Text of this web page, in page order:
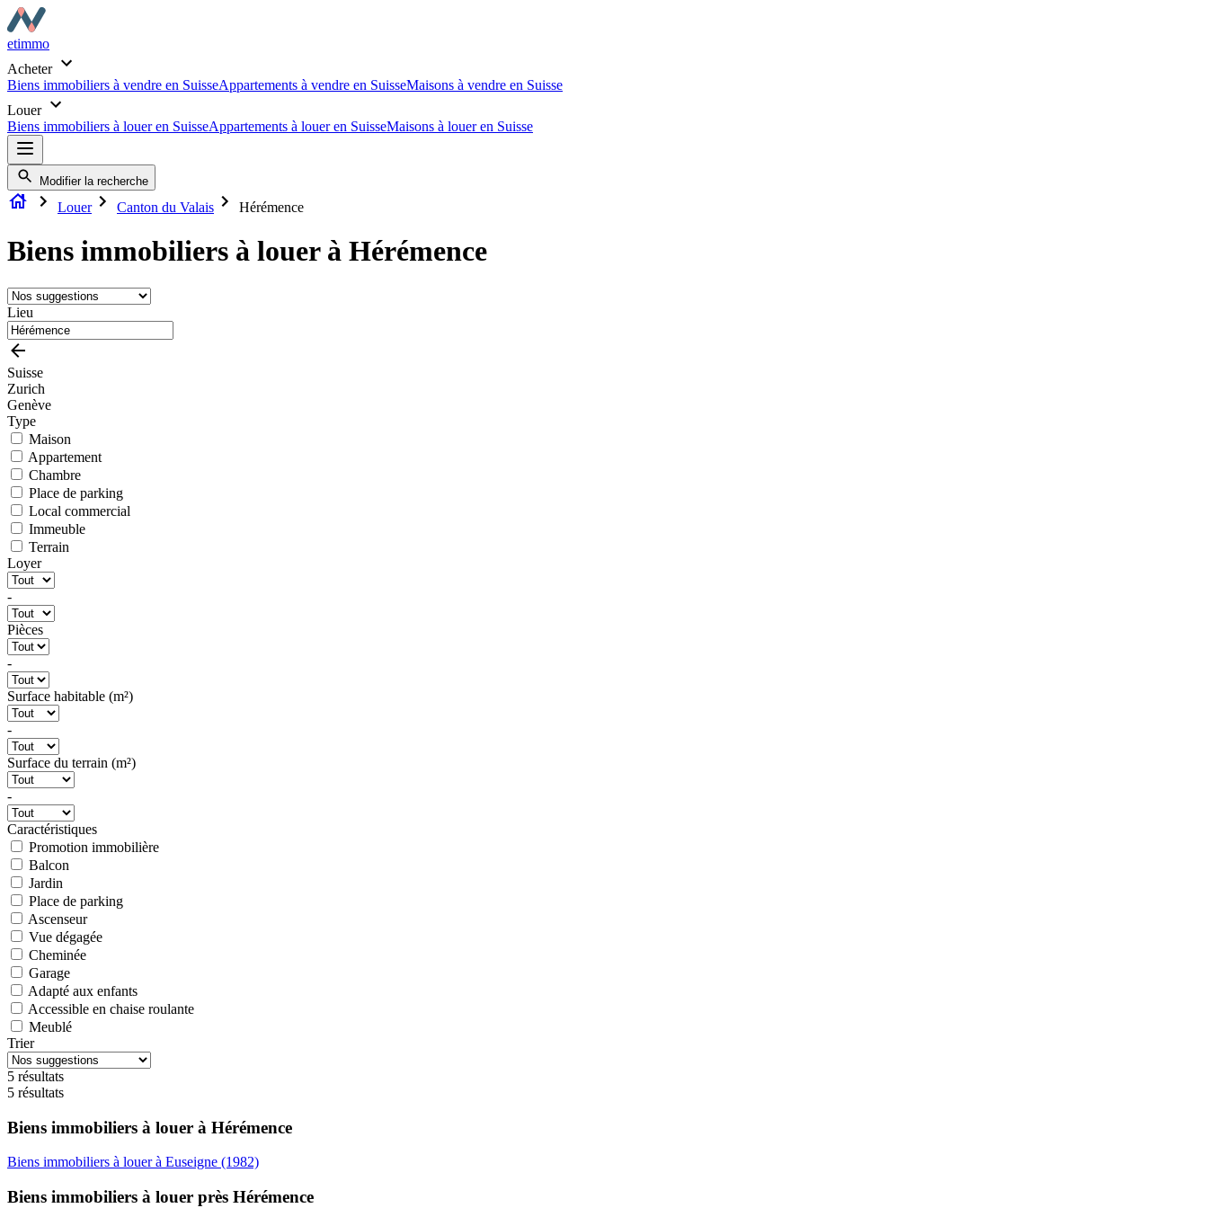
etimmo
Acheter
Biens immobiliers à vendre en SuisseAppartements à vendre en SuisseMaisons à vendre en Suisse
Louer
Biens immobiliers à louer en SuisseAppartements à louer en SuisseMaisons à louer en Suisse
Modifier la recherche
Louer Canton du Valais Hérémence
Biens immobiliers à louer à Hérémence
Lieu
Suisse
Zurich
Genève
Type
Maison
Appartement
Chambre
Place de parking
Local commercial
Immeuble
Terrain
Loyer
-
Pièces
-
Surface habitable (m²)
-
Surface du terrain (m²)
-
Caractéristiques
Promotion immobilière
Balcon
Jardin
Place de parking
Ascenseur
Vue dégagée
Cheminée
Garage
Adapté aux enfants
Accessible en chaise roulante
Meublé
Trier
5 résultats
5 résultats
Biens immobiliers à louer à Hérémence
Biens immobiliers à louer à Euseigne (1982)
Biens immobiliers à louer près Hérémence